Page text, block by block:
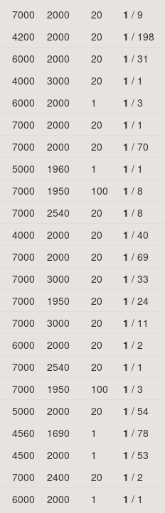
7000 2000 20 1 / 9
4200 2000 20 1 / 198
6000 2000 20 1 / 31
4000 3000 20 1 / 1
6000 2000 1 1 / 3
7000 2000 20 1 / 1
7000 2000 20 1 / 70
5000 1960 1 1 / 1
7000 1950 100 1 / 8
7000 2540 20 1 / 8
4000 2000 20 1 / 40
7000 2000 20 1 / 69
7000 3000 20 1 / 33
7000 1950 20 1 / 24
7000 3000 20 1 / 11
6000 2000 20 1 / 2
7000 2540 20 1 / 1
7000 1950 100 1 / 3
5000 2000 20 1 / 54
4560 1690 1 1 / 78
4500 2000 1 1 / 53
7000 2400 20 1 / 2
6000 2000 1 1 / 1